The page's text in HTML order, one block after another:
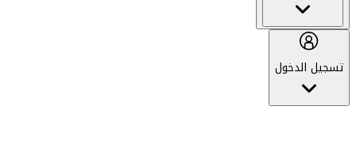
تسجيل الدخول